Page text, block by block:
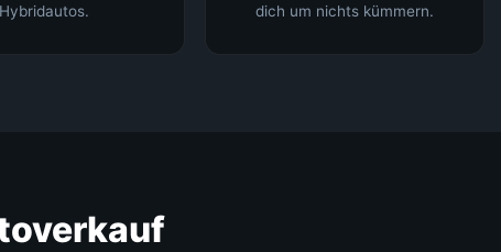
Hybridautos.
dich um nichts kümmern.